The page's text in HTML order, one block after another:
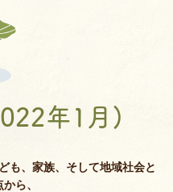
年1月)
も、家族、そして地域社会と
ら、